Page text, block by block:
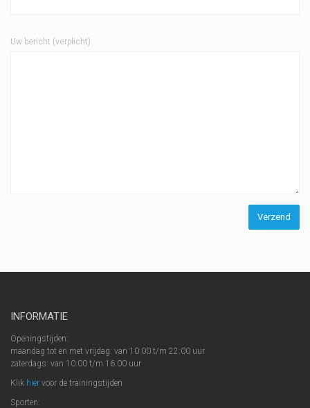
Uw bericht (verplicht)
INFORMATIE
Openingstijden:
maandag tot en met vrijdag: van 10:00 t/m 22:00 uur
zaterdags: van 10:00 t/m 16:00 uur
Klik hier voor de trainingstijden
Sporten: